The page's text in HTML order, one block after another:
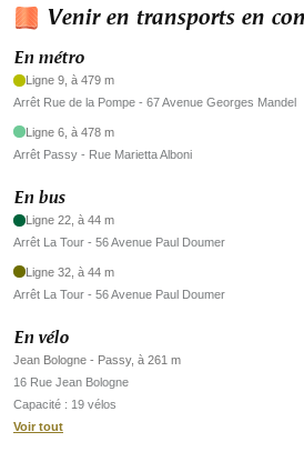
Venir en transports en
En métro
Ligne 9, à 479 m
Arrêt Rue de la Pompe - 67 Avenue Georges Mandel
Ligne 6, à 478 m
Arrêt Passy - Rue Marietta Alboni
En bus
Ligne 22, à 44 m
Arrêt La Tour - 56 Avenue Paul Doumer
Ligne 32, à 44 m
Arrêt La Tour - 56 Avenue Paul Doumer
En vélo
Jean Bologne - Passy, à 261 m
16 Rue Jean Bologne
Capacité : 19 vélos
Voir tout